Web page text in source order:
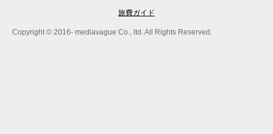
旅費ガイド
Copyright © 2016- mediavague Co., ltd. All Rights Reserved.